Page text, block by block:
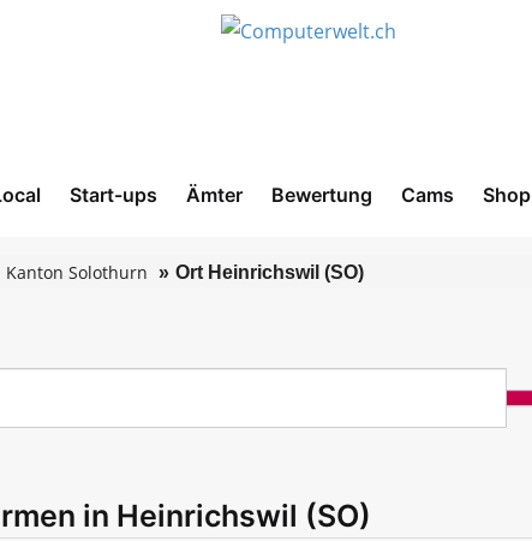
Start-ups Ämter Bewertung Cams Shop
Kanton Solothurn Ort Heinrichswil (SO)
in Heinrichswil (SO)